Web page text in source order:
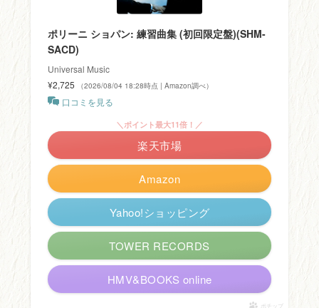
ポリーニ ショパン: 練習曲集 (初回限定盤)(SHM-
SACD)
Universal Music
¥2,725
（2026/08/04 18:28時点 | Amazon調べ）
口コミを見る
Amazon
＼ポイント最大11倍！／
楽天市場
Yahoo!ショッピング
TOWER RECORDS
HMV&BOOKS online
ポチップ